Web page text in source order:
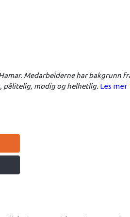
Medarbeiderne har bakgrunn
pålitelig, modig og helhetlig. Les mer